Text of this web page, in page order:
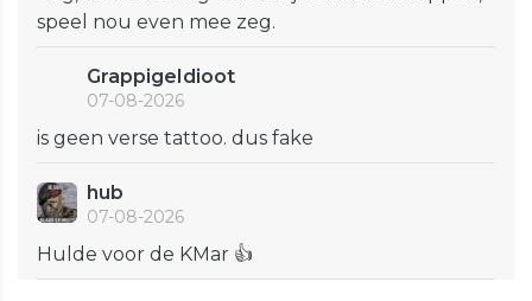
speel nou even mee zeg.
GrappigeIdioot
07-08-2026
is geen verse tattoo. dus fake
hub
07-08-2026
Hulde voor de KMar 👍